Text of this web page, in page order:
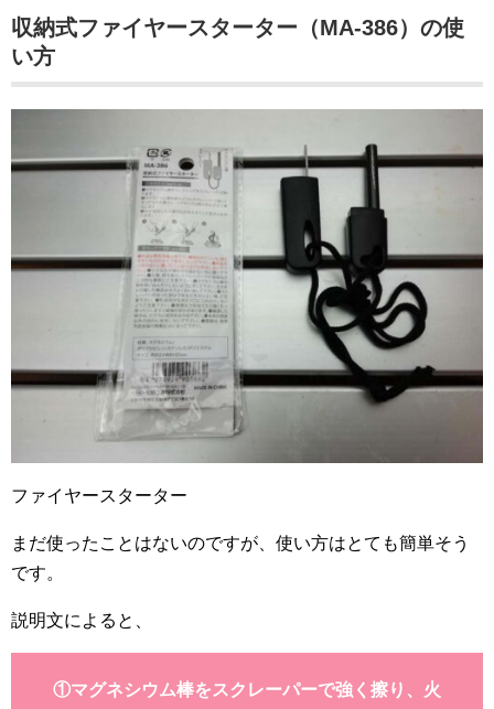
収納式ファイヤースターター（MA-386）の使
い方
ファイヤースターター
まだ使ったことはないのですが、使い方はとても簡単そう
です。
説明文によると、
①マグネシウム棒をスクレーパーで強く擦り、火